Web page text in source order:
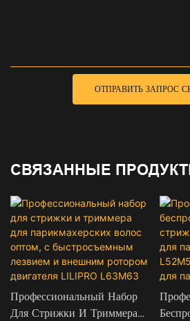
ОТПРАВИТЬ ЗАПРОС
СВЯЗАННЫЕ
Профессиональный Набор
Для Стрижки И Триммера